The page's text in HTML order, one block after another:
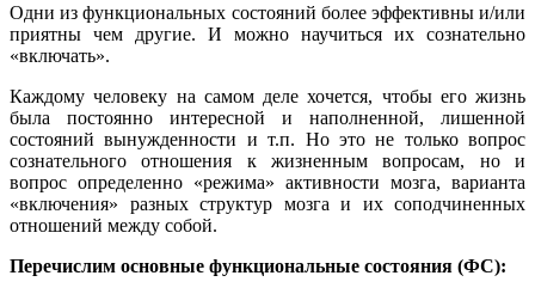
Одни из функциональных состояний более эффективны и/или
приятны чем другие. И можно научиться их сознательно
«включать».
Каждому человеку на самом деле хочется, чтобы его жизнь
была постоянно интересной и наполненной, лишенной
состояний вынужденности и т.п. Но это не только вопрос
сознательного отношения к жизненным вопросам, но и
вопрос определенно «режима» активности мозга, варианта
«включения» разных структур мозга и их соподчиненных
отношений между собой.
Перечислим основные функциональные состояния (ФС):